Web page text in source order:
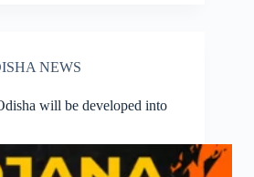
NEWS
will be developed into